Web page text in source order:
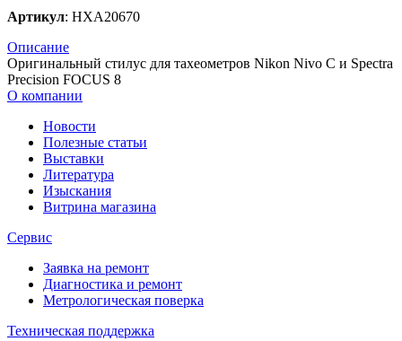
Артикул: HXA20670
Описание
Оригинальный стилус для тахеометров Nikon Nivo C и Spectra
Precision FOCUS 8
О компании
Новости
Полезные статьи
Выставки
Литература
Изыскания
Витрина магазина
Сервис
Заявка на ремонт
Диагностика и ремонт
Метрологическая поверка
Техническая поддержка